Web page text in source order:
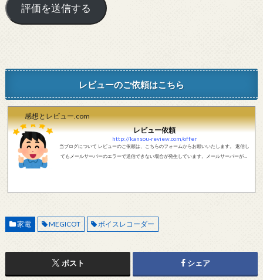
レビューのご依頼はこちら
感想とレビュー.com
レビュー依頼
http://kansou-review.com/offer
当ブログについて レビューのご依頼は、こちらのフォームからお願いいたします。 返信し
てもメールサーバーのエラーで送信できない場合が発生しています。メールサーバーが正
家電 MEGICOT ボイスレコーダー
ポスト シェア